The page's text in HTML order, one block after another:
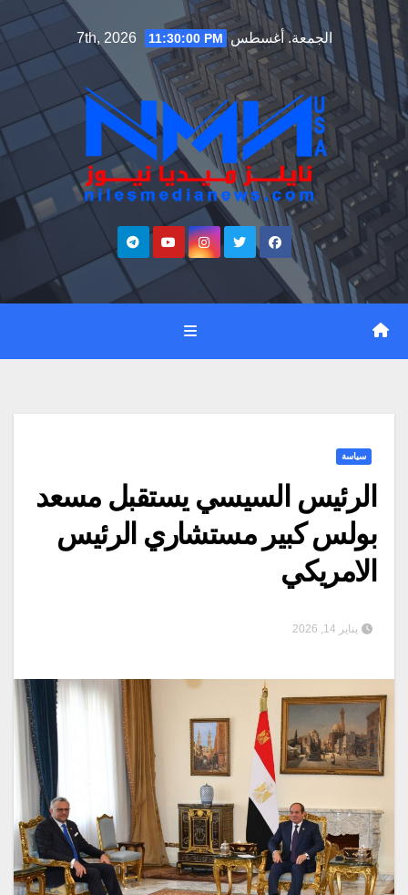
Skip
to
content
الجمعة. أغسطس 7th, 2026 11:30:01 PM
سياسة
الرئيس السيسي يستقبل مسعد
بولس كبير مستشاري الرئيس
الامريكي
يناير 14, 2026